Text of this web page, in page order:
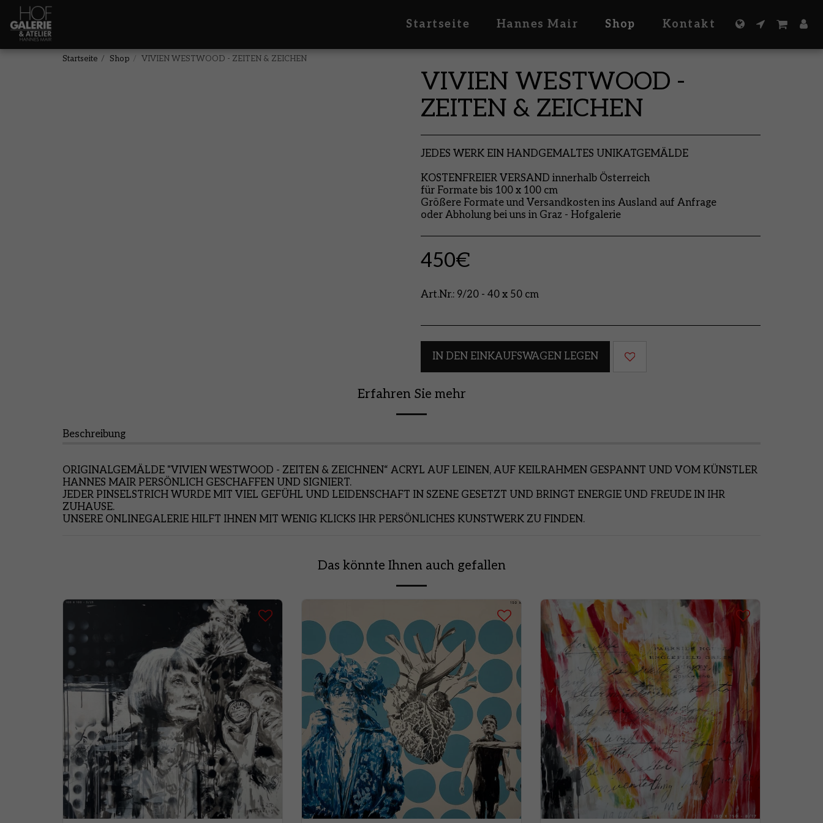
Startseite Hannes Mair Shop Kontakt
Startseite Shop VIVIEN WESTWOOD - ZEITEN & ZEICHEN
VIVIEN WESTWOOD -
ZEITEN & ZEICHEN
JEDES WERK EIN HANDGEMALTES UNIKATGEMÄLDE
KOSTENFREIER VERSAND innerhalb Österreich
für Formate bis 100 x 100 cm
Größere Formate und Versandkosten ins Ausland auf Anfrage
oder Abholung bei uns in Graz - Hofgalerie
450€
Art.Nr.: 9/20 - 40 x 50 cm
IN DEN EINKAUFSWAGEN LEGEN
Erfahren Sie mehr
Beschreibung
ORIGINALGEMÄLDE "VIVIEN WESTWOOD - ZEITEN & ZEICHNEN“ ACRYL AUF LEINEN, AUF KEILRAHMEN GESPANNT UND VOM KÜNSTLER
HANNES MAIR PERSÖNLICH GESCHAFFEN UND SIGNIERT.
JEDER PINSELSTRICH WURDE MIT VIEL GEFÜHL UND LEIDENSCHAFT IN SZENE GESETZT UND BRINGT ENERGIE UND FREUDE IN IHR
ZUHAUSE.
UNSERE ONLINEGALERIE HILFT IHNEN MIT WENIG KLICKS IHR PERSÖNLICHES KUNSTWERK ZU FINDEN.
Das könnte Ihnen auch gefallen